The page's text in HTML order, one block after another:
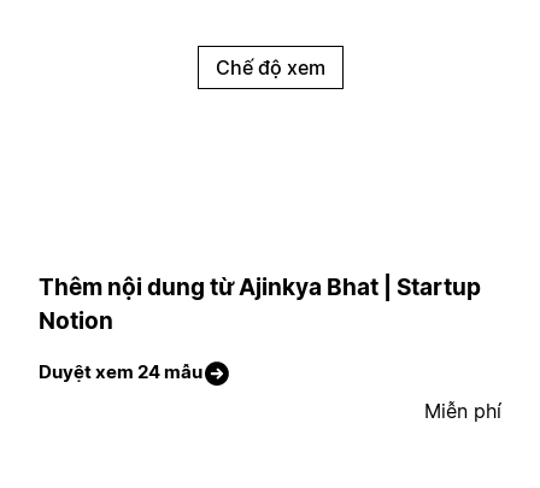
Chế độ xem
Thêm nội dung từ Ajinkya Bhat | Startup
Notion
Duyệt xem 24 mẫu
Miễn phí